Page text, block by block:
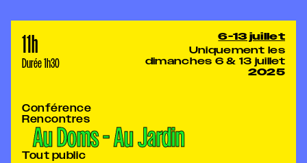
11h
Durée 1h30
6-13 juillet
Uniquement les
dimanches 6 & 13 juillet
2025
Conférence
Rencontres
Au Doms - Au Jardin
Tout public